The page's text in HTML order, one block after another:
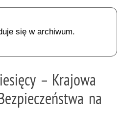
się w archiwum.
– Krajowa
na